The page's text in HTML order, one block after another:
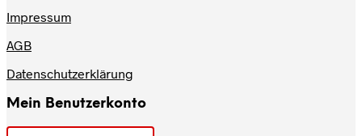
Impressum
AGB
Datenschutzerklärung
Mein Benutzerkonto